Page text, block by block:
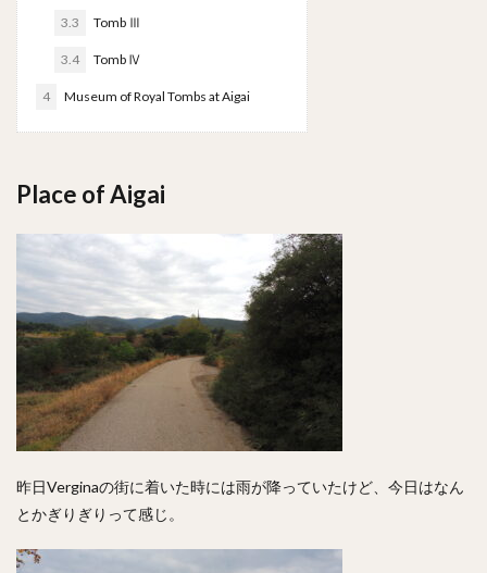
3.3 Tomb Ⅲ
3.4 Tomb Ⅳ
4 Museum of Royal Tombs at Aigai
Place of Aigai
昨日Verginaの街に着いた時には雨が降っていたけど、今日はなん
とかぎりぎりって感じ。